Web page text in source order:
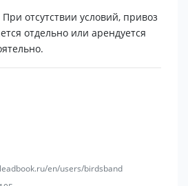
При отсутствии условий, привоз
отдельно или арендуется
en/users/birdsband